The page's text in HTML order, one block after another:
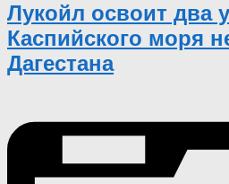
Лукойл освоит два
Каспийского моря
Дагестана